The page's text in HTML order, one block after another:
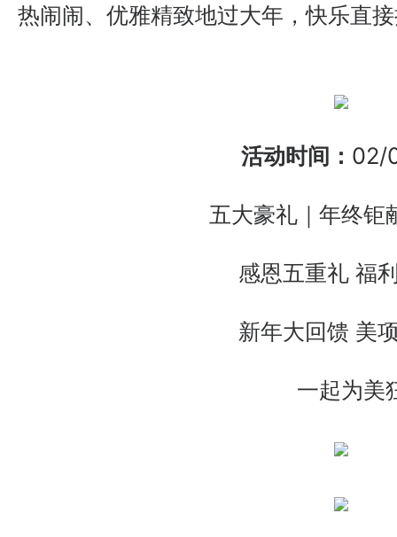
热闹闹、优雅精致地过大年，快乐直
活动时间： 02/
五大豪礼｜年终钜
感恩五重礼 福利
新年大回馈 美项
一起为美